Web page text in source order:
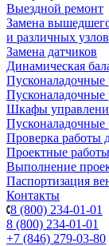
Выездной ремонт
Замена вышедшего
и различных узлов
Замена датчиков
Динамическая
Пусконаладочные
Пусконаладочные
Шкафы
Проверка работы
Проектные работы
Выполнение
Паспортизация
Контакты
8 (800) 234-01-01
8 (800) 234-01-01
+7 (846) 279-03-80